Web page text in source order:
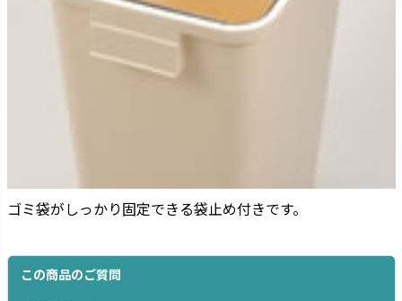
ゴミ袋がしっかり固定できる袋止め付きです。
この商品のご質問